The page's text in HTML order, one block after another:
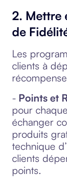
2. Mettre
de
Les
clients à
- Points et
pour
échanger
produits
technique
clients
points.